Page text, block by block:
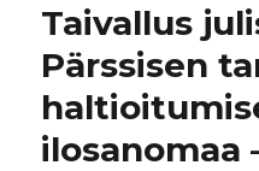
Taivallus
Pärssisen
ilosanomaa